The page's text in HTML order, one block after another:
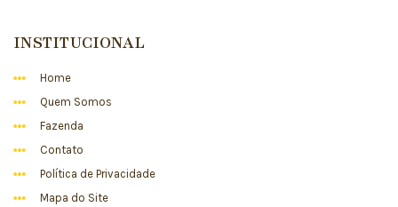
INSTITUCIONAL
Home
Quem Somos
Fazenda
Contato
Política de Privacidade
Mapa do Site